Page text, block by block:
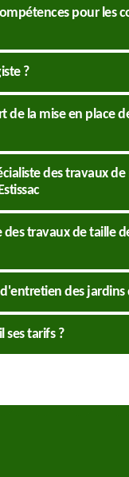
pour les
?
de la mise en place
des travaux
travaux de taille
des jardins
tarifs ?